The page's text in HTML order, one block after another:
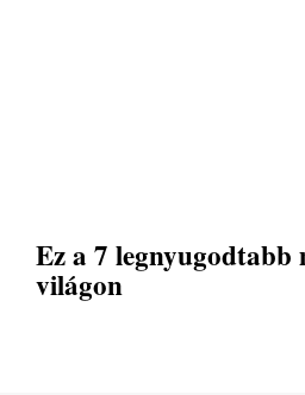
Ez a 7 legnyugodtabb
világon